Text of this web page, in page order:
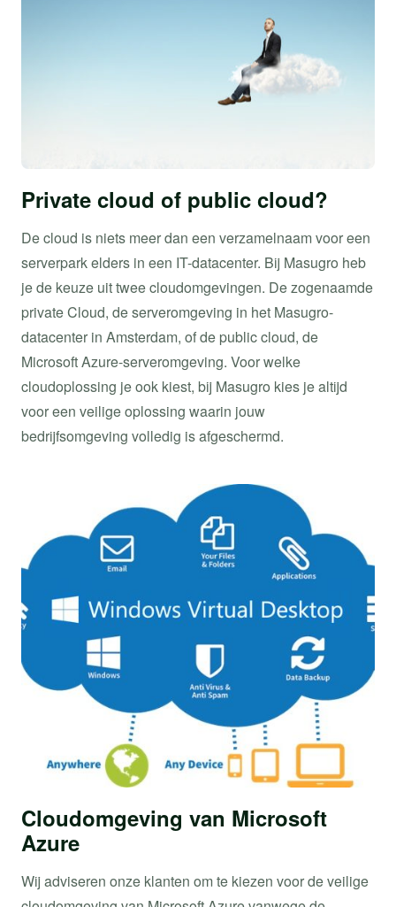
Private cloud of public cloud?
De cloud is niets meer dan een verzamelnaam voor een
serverpark elders in een IT-datacenter. Bij Masugro heb
je de keuze uit twee cloudomgevingen. De zogenaamde
private Cloud, de serveromgeving in het Masugro-
datacenter in Amsterdam, of de public cloud, de
Microsoft Azure-serveromgeving. Voor welke
cloudoplossing je ook kiest, bij Masugro kies je altijd
voor een veilige oplossing waarin jouw
bedrijfsomgeving volledig is afgeschermd.
Cloudomgeving van Microsoft
Azure
Wij adviseren onze klanten om te kiezen voor de veilige